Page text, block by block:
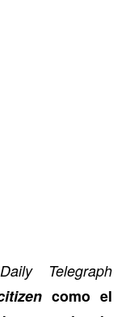
Daily Telegraph
como el